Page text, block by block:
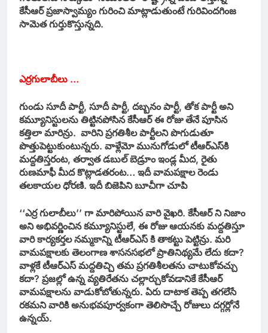
కేసీఆర్‌ ప్రజాస్వామ్యం గురించి మాట్లాడుతుంటే గురివిందగింజ
సామెత గుర్తుకొస్తున్నది.
ఎర్రగులాబీలు …
గుండు సూదీ పార్టీ, సూదీ పార్టీ, దబ్బనం పార్టీ, తోక పార్టీ అని
కమ్యూనిస్టులను తిట్టినపోసిన కేసీఆర్‌ ఈ రోజు తేనే పూసిన
కత్తిలా మారిన్రు. వారిని ప్రగతిశీల పార్టీలని పొగుడుతూ
పొత్తుపెట్టుకుంటున్నరు. వాళ్లేమో మునుగోడులో టీఆర్‌ఎస్‌కి
మద్దతిస్తరంట, తర్వాత డబుల్‌ బెడ్రూం ఇండ్ల మీద, రైతు
రుణమాఫీ మీద కొట్లాడతరంట… ఇదీ వామపక్షాల రెండు
తలకాయల ధోరణి. ఇదీ బిజెపిని బూచీగా చూపి
‘‘ఎర్ర గులాబీలు’’ గా మారిపోయిన వారి వైఖరి. కేసీఆర్‌ ని నిజాం
అని అభివర్ణించిన కమ్యూనిస్టులే, ఈ రోజు ఆయనకు మద్దతిస్తూ
వారి కార్యకర్తల నమ్మకాన్ని టీఆర్‌ఎస్‌ కి తాకట్టు పెట్టిన్రు. మరి
వామపక్షాలకు తెలంగాణ శాసనసభలో ప్రాతినిథ్యమే లేదు కదా?
వాళ్లకే టీఆర్‌ఎస్‌ మద్దతిచ్చి తమ ప్రగతిశీలతను చాటుకోవచ్చు
కదా? ప్రజల్లో ఉన్న వ్యతిరేతను చల్లార్చుకోవడానికే కేసీఆర్‌
వామపక్షాలను వాడుకోబోతున్నరు. ఏరు దాటాక తెప్ప తగలేసే
రకమని వారికి అనుభవపూర్వకంగా తెలిసొచ్చే రోజులు దగ్గర్లోనే
ఉన్నయ్‌.